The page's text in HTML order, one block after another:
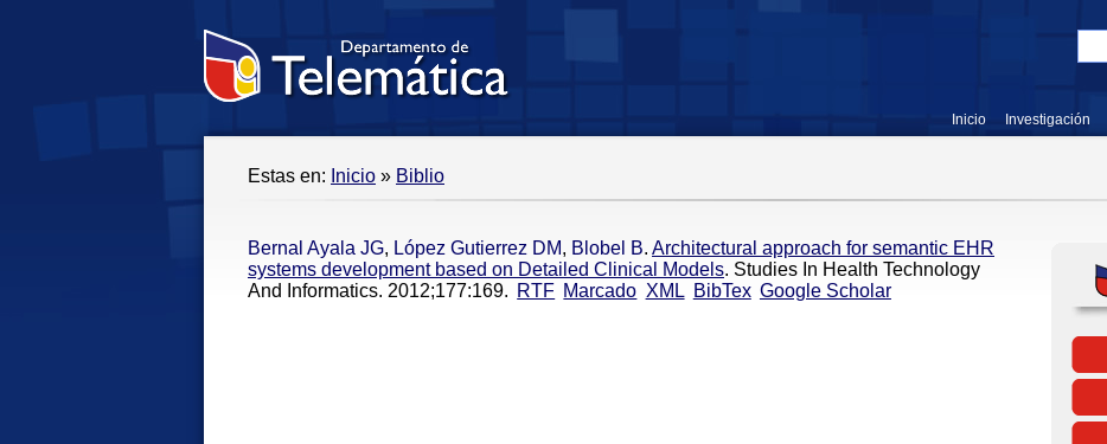
Inicio Investigación
Estas en: Inicio » Biblio
Bernal Ayala JG, López Gutierrez DM, Blobel B. Architectural approach for semantic EHR
systems development based on Detailed Clinical Models. Studies In Health Technology
And Informatics. 2012;177:169. RTF Marcado XML BibTex Google Scholar